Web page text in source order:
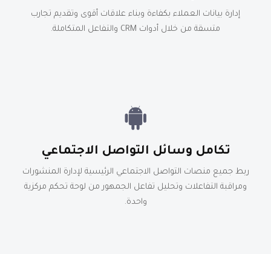
إدارة بيانات العملاء بكفاءة وبناء علاقات أقوى وتقديم تجارب
متسقة من خلال أدوات CRM والتفاعل المتكاملة.
تكامل وسائل التواصل الاجتماعي
ربط جميع منصات التواصل الاجتماعي الرئيسية لإدارة المنشورات
ومراقبة التفاعلات وتحليل تفاعل الجمهور من لوحة تحكم مركزية
واحدة.